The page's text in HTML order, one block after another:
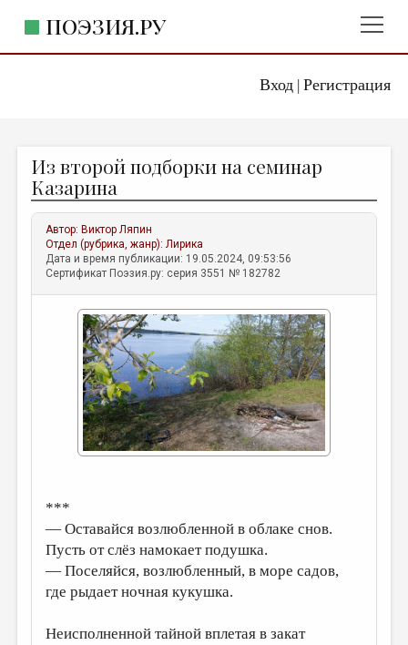
Вход| Регистрация
ПОЭЗИЯ.РУ
ЖАНРЫ
АВТОРЫ
КОММЕНТАРИИ
ЛИТСАЛОН
ПРАВИЛА САЙТА
ОТДЕЛЫ И РУБРИКИ
ИЗБРАННОЕ
ДАЙДЖЕСТ
ПЕРЕВОДЫ
КОНКУРСЫ
ДЕТСКАЯ КОМНАТА
КНИЖНАЯ ПОЛКА
ОБЗОР ЛИТЕРАТУРЫ
Из второй подборки на семинар
Казарина
Автор: Виктор Ляпин
Отдел (рубрика, жанр):Лирика
Дата и время публикации: 19.05.2024, 09:53:56
Сертификат Поэзия.ру: серия 3551 № 182782
***
— Оставайся возлюбленной в облаке снов.
Пусть от слёз намокает подушка.
— Поселяйся, возлюбленный, в море садов,
где рыдает ночная кукушка.
Неисполненной тайной вплетая в закат